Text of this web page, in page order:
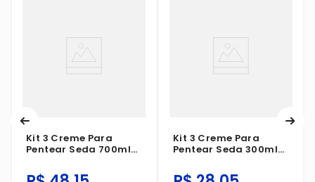
Kit 3 Creme Para
Pentear Seda 700ml
Kit 3 Creme Para
Pentear Seda 300ml